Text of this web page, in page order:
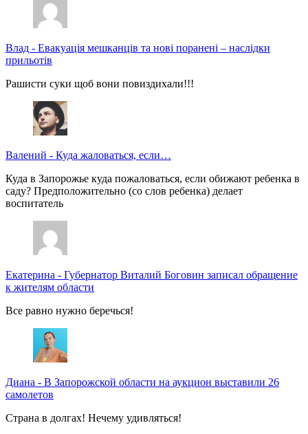
Влад - Евакуація мешканців та нові поранені – наслідки
прильотів
Рашисти суки щоб вони повиздихали!!!
Валений - Куда жаловаться, если…
Куда в Запорожье куда пожаловаться, если обижают ребенка в
саду? Предположительно (со слов ребенка) делает
воспитатель
Екатерина - Губернатор Виталий Боговин записал обращение
к жителям области
Все равно нужно беречься!
Диана - В Запорожской области на аукцион выставили 26
самолетов
Страна в долгах! Нечему удивляться!